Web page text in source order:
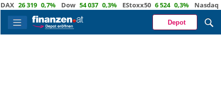
26 319 0,7% Dow 54 037 0,3% EStoxx50 6 524 0,3% Nasdaq 29
Depot